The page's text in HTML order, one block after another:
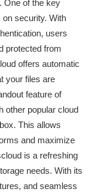
One of the key
security. With
users
protected from
offers automatic
your files are
feature of
other popular cloud
This allows
and maximize
is a refreshing
needs. With its
and seamless